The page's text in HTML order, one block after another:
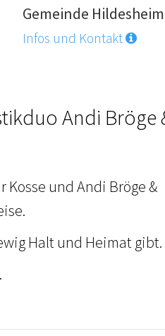
Gemeinde Hildesheim
Infos und Kontakt
Andi Bröge
und Andi Bröge &
Halt und Heimat gibt.